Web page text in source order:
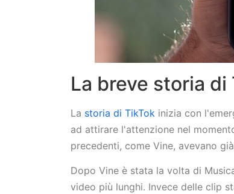
La breve storia di
La storia di TikTok inizia con
ad attirare l'attenzione nel
precedenti, come Vine, avevano
Dopo Vine è stata la volta di
video più lunghi. Invece delle clip